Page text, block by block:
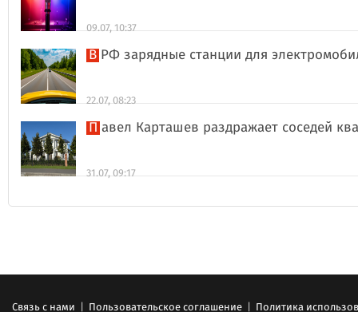
09.07, 10:37
В РФ зарядные станции для
22.07, 08:23
Павел Карташев раздражает соседей
31.07, 09:17
Связь с нами | Пользовательское соглашение | Политика